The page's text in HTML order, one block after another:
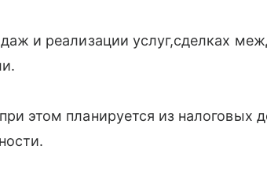
и реализации услуг,сделках
этом планируется из налоговых